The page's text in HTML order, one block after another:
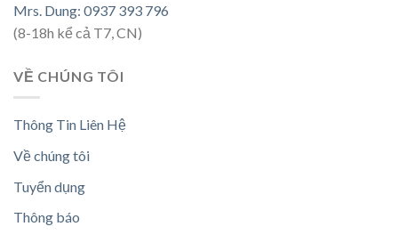
Mrs. Dung: 0937 393 796
(8-18h kể cả T7, CN)
VỀ CHÚNG TÔI
Thông Tin Liên Hệ
Về chúng tôi
Tuyển dụng
Thông báo